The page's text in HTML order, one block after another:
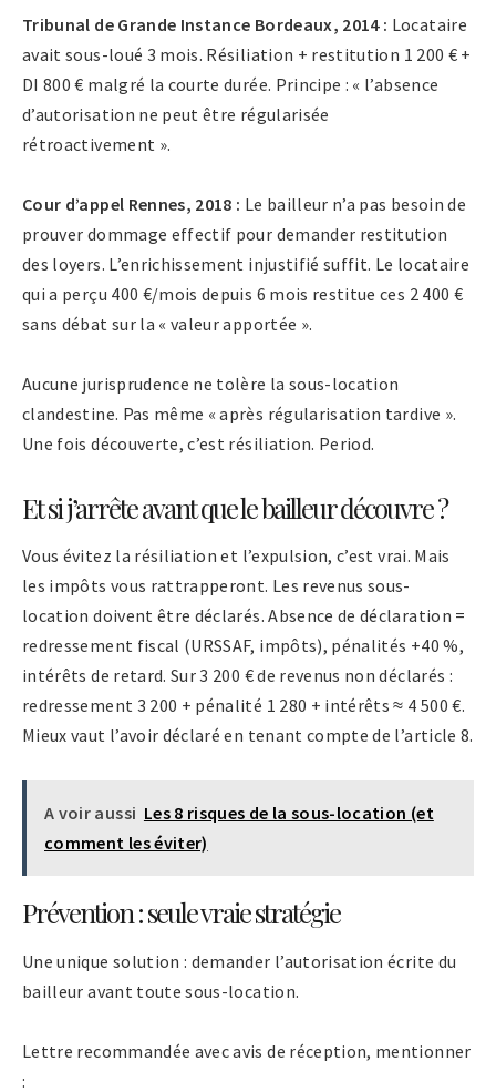
Tribunal de Grande Instance Bordeaux, 2014 : Locataire
avait sous-loué 3 mois. Résiliation + restitution 1 200 € +
DI 800 € malgré la courte durée. Principe : « l’absence
d’autorisation ne peut être régularisée
rétroactivement ».
Cour d’appel Rennes, 2018 : Le bailleur n’a pas besoin de
prouver dommage effectif pour demander restitution
des loyers. L’enrichissement injustifié suffit. Le locataire
qui a perçu 400 €/mois depuis 6 mois restitue ces 2 400 €
sans débat sur la « valeur apportée ».
Aucune jurisprudence ne tolère la sous-location
clandestine. Pas même « après régularisation tardive ».
Une fois découverte, c’est résiliation. Period.
Et si j’arrête avant que le bailleur découvre ?
Vous évitez la résiliation et l’expulsion, c’est vrai. Mais
les impôts vous rattrapperont. Les revenus sous-
location doivent être déclarés. Absence de déclaration =
redressement fiscal (URSSAF, impôts), pénalités +40 %,
intérêts de retard. Sur 3 200 € de revenus non déclarés :
redressement 3 200 + pénalité 1 280 + intérêts ≈ 4 500 €.
Mieux vaut l’avoir déclaré en tenant compte de l’article 8.
A voir aussi Les 8 risques de la sous-location (et
comment les éviter)
Prévention : seule vraie stratégie
Une unique solution : demander l’autorisation écrite du
bailleur avant toute sous-location.
Lettre recommandée avec avis de réception, mentionner
: